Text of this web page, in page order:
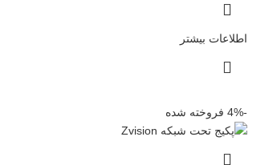
اطلاعات بیشتر
-4% فروخته شده